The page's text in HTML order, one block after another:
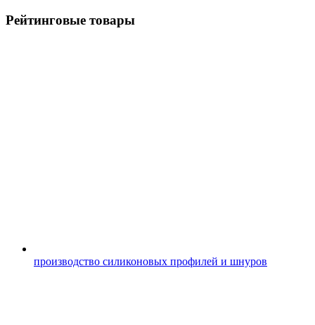
Рейтинговые товары
производство силиконовых профилей и шнуров